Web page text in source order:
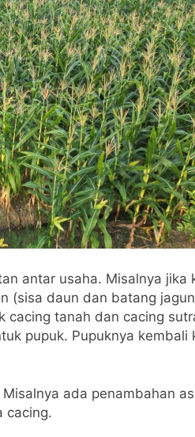
antar usaha. Misalnya jika
(sisa daun dan batang
cacing tanah dan cacing
pupuk. Pupuknya kembali
ada penambahan
cacing.